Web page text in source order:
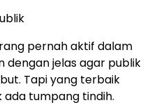
pernah aktif dalam
dengan jelas agar publik
Tapi yang terbaik
tumpang tindih.